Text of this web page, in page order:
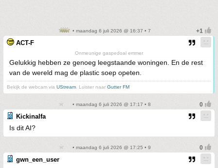
• maandag 6 juli 2026 @ 16:37 • 7
ACT-F
Onmeunige gaspedoal emmer
Gelukkig hebben ze genoeg leegstaande woningen. En de rest
van de wereld mag de plastic soep opeten.
Bekijk de webcam via UStream . Luister naar Gutter FM
• maandag 6 juli 2026 @ 17:17 • 8
Kickinalfa
Is dit AI?
• maandag 6 juli 2026 @ 17:25 • 9
gwn_een_user